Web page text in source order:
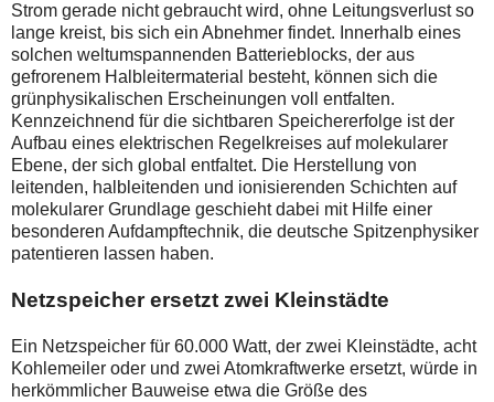
Strom gerade nicht gebraucht wird, ohne Leitungsverlust so
lange kreist, bis sich ein Abnehmer findet. Innerhalb eines
solchen weltumspannenden Batterieblocks, der aus
gefrorenem Halbleitermaterial besteht, können sich die
grünphysikalischen Erscheinungen voll entfalten.
Kennzeichnend für die sichtbaren Speichererfolge ist der
Aufbau eines elektrischen Regelkreises auf molekularer
Ebene, der sich global entfaltet. Die Herstellung von
leitenden, halbleitenden und ionisierenden Schichten auf
molekularer Grundlage geschieht dabei mit Hilfe einer
besonderen Aufdampftechnik, die deutsche Spitzenphysiker
patentieren lassen haben.
Netzspeicher ersetzt zwei Kleinstädte
Ein Netzspeicher für 60.000 Watt, der zwei Kleinstädte, acht
Kohlemeiler oder und zwei Atomkraftwerke ersetzt, würde in
herkömmlicher Bauweise etwa die Größe des